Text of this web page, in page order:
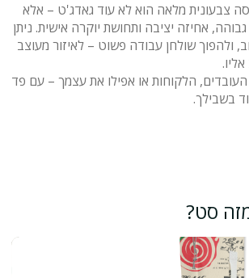
צבעונית מלאה הוא לא עוד גאדג'ט – אלא
אחיזה יציבה ותחושת יוקרה אישית. ניתן
ולהפוך שולחן עבודה פשוט – לאיזור מעוצב
העובדים, הלקוחות או אפילו את עצמך – עם פד
בשבילך.
סט?